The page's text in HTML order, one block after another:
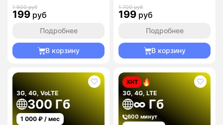
1 900 руб
199 руб
Подробнее
В корзину
1 700 руб
199 руб
Подробнее
В корзину
3G, 4G, VoLTE
300 Гб
1 000 ₽ / мес
ХИТ
3G, 4G, LTE
∞ Гб
600 минут